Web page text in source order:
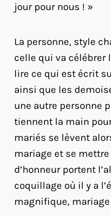
jour pour nous ! »
La personne, style
celle qui va célébrer
lire ce qui est écrit
ainsi que les
une autre personne
tiennent la main
mariés se lèvent
mariage et se
d’honneur portent
coquillage où il y a
magnifique,